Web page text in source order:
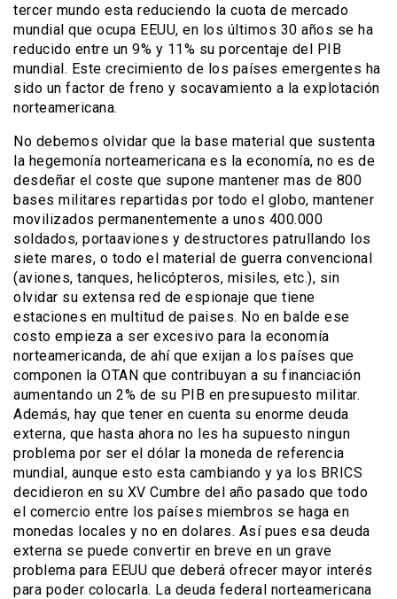
tercer mundo esta reduciendo la cuota de mercado
mundial que ocupa EEUU, en los últimos 30 años se ha
reducido entre un 9% y 11% su porcentaje del PIB
mundial. Este crecimiento de los países emergentes ha
sido un factor de freno y socavamiento a la explotación
norteamericana.
No debemos olvidar que la base material que sustenta
la hegemonía norteamericana es la economía, no es de
desdeñar el coste que supone mantener mas de 800
bases militares repartidas por todo el globo, mantener
movilizados permanentemente a unos 400.000
soldados, portaaviones y destructores patrullando los
siete mares, o todo el material de guerra convencional
(aviones, tanques, helicópteros, misiles, etc.), sin
olvidar su extensa red de espionaje que tiene
estaciones en multitud de paises. No en balde ese
costo empieza a ser excesivo para la economía
norteamericanda, de ahí que exijan a los países que
componen la OTAN que contribuyan a su financiación
aumentando un 2% de su PIB en presupuesto militar.
Además, hay que tener en cuenta su enorme deuda
externa, que hasta ahora no les ha supuesto ningun
problema por ser el dólar la moneda de referencia
mundial, aunque esto esta cambiando y ya los BRICS
decidieron en su XV Cumbre del año pasado que todo
el comercio entre los países miembros se haga en
monedas locales y no en dolares. Así pues esa deuda
externa se puede convertir en breve en un grave
problema para EEUU que deberá ofrecer mayor interés
para poder colocarla. La deuda federal norteamericana